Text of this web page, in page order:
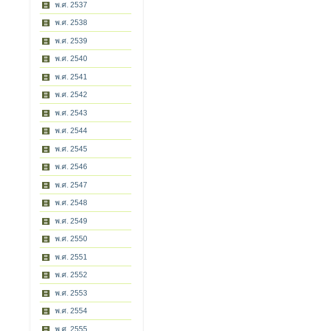
พ.ศ. 2537
พ.ศ. 2538
พ.ศ. 2539
พ.ศ. 2540
พ.ศ. 2541
พ.ศ. 2542
พ.ศ. 2543
พ.ศ. 2544
พ.ศ. 2545
พ.ศ. 2546
พ.ศ. 2547
พ.ศ. 2548
พ.ศ. 2549
พ.ศ. 2550
พ.ศ. 2551
พ.ศ. 2552
พ.ศ. 2553
พ.ศ. 2554
พ.ศ. 2555